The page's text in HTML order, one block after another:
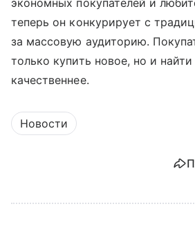
экономных покупателей и
теперь он конкурирует с
за массовую аудиторию.
только купить новое, но и
качественнее.
Новости